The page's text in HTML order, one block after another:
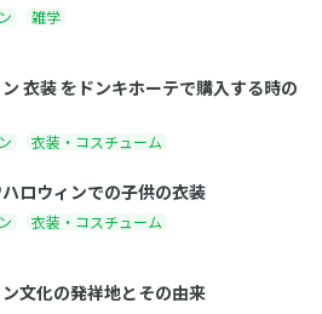
雑学
衣装 をドンキホーテで購入する時の
衣装・コスチューム
ロウィンでの子供の衣装
衣装・コスチューム
文化の発祥地とその由来